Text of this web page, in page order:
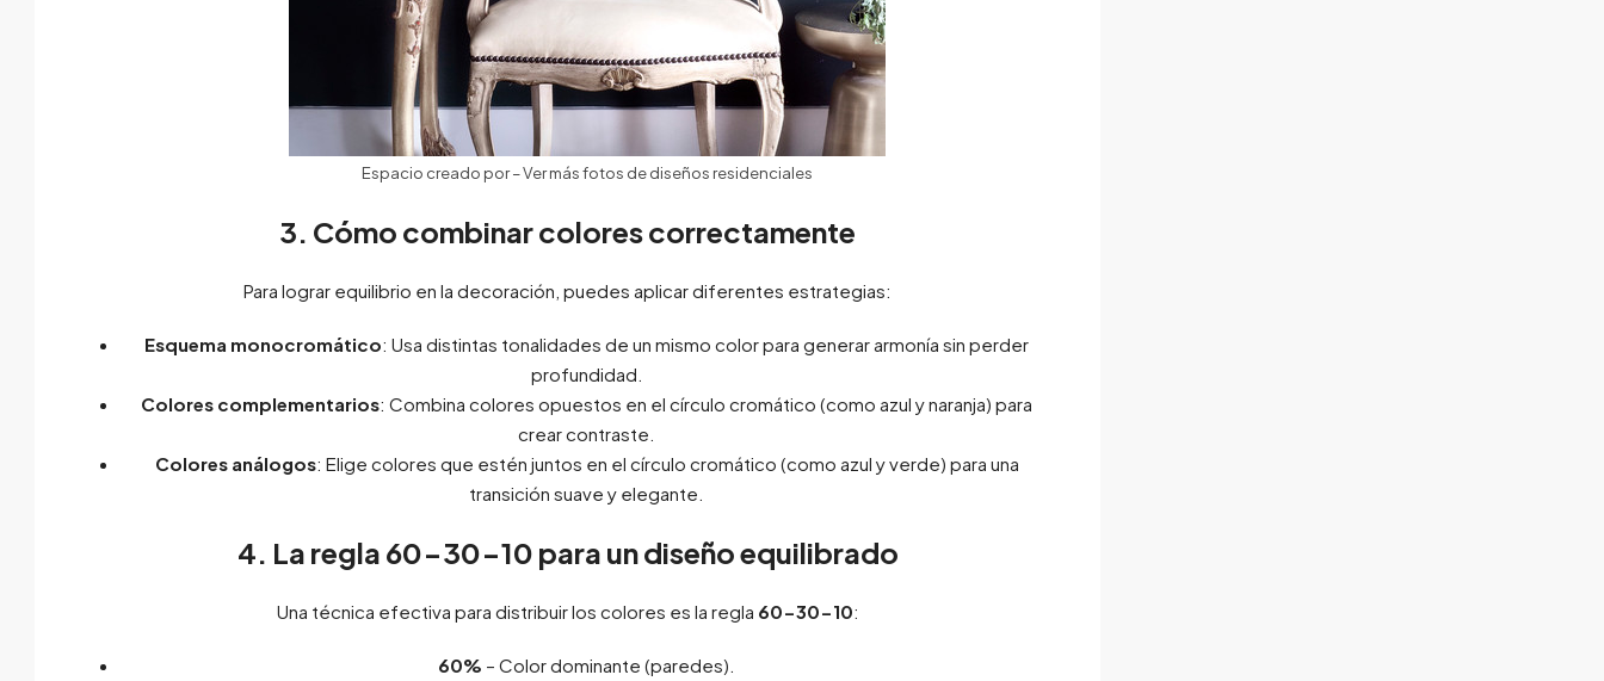
Espacio creado por–Ver más fotos de diseños residenciales
3. Cómo combinar colores correctamente
Para lograr equilibrio en la decoración, puedes aplicar diferentes estrategias:
Esquema monocromático: Usa distintas tonalidades de un mismo color para generar armonía sin perder
profundidad.
Colores complementarios: Combina colores opuestos en el círculo cromático (como azul y naranja) para
crear contraste.
Colores análogos: Elige colores que estén juntos en el círculo cromático (como azul y verde) para una
transición suave y elegante.
4. La regla 60-30-10 para un diseño equilibrado
Una técnica efectiva para distribuir los colores es la regla 60-30-10:
60% – Color dominante (paredes).